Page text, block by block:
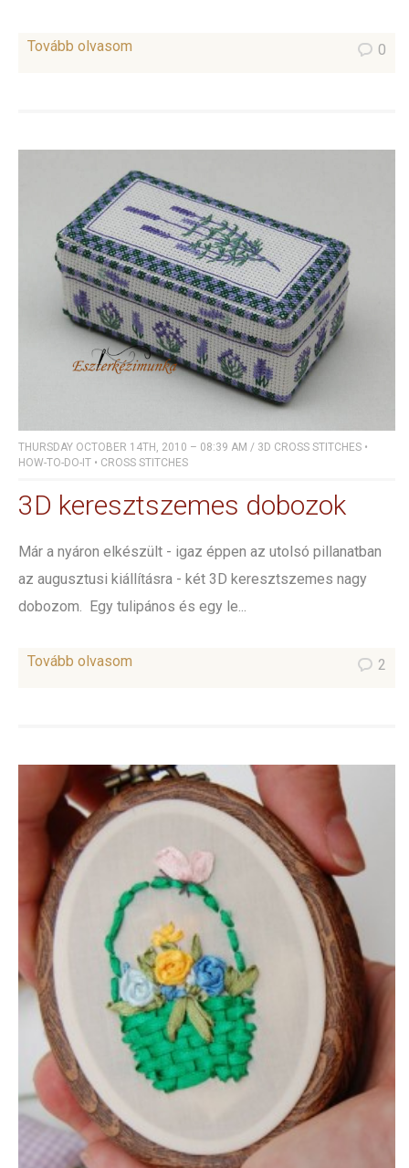
Tovább olvasom 0
THURSDAY OCTOBER 14TH, 2010 – 08:39 AM / 3D CROSS STITCHES •
HOW-TO-DO-IT • CROSS STITCHES
3D keresztszemes dobozok
Már a nyáron elkészült - igaz éppen az utolsó pillanatban
az augusztusi kiállításra - két 3D keresztszemes nagy
dobozom. Egy tulipános és egy le...
Tovább olvasom 2